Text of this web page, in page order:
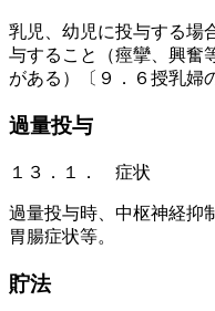
乳児、幼児に投与する場
与すること（痙攣、興奮
がある）〔９．６授乳婦
過量投与
１３．１． 症状
過量投与時、中枢神経抑
胃腸症状等。
貯法